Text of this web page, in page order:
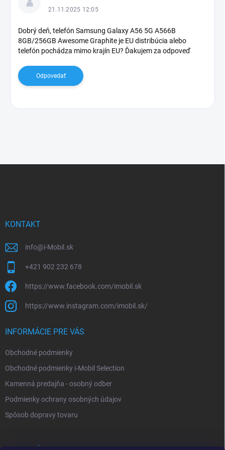
21.11.2025 12:05
Dobrý deň, telefón Samsung Galaxy A56 5G A566B
8GB/256GB Awesome Graphite je EU distribúcia alebo
telefón pochádza mimo krajín EU? Ďakujem za odpoveď
Odpovedať
KONTAKT
info@i-Mobil.sk
+421 902 232 678
https://www.facebook.com/imobil.sk
https://www.instagram.com/imobil.sk/
INFORMÁCIE PRE VÁS
Obchodné podmienky
Obchodné podmienky i-Mobil Selection
Kamenná predajňa - osobný odber
Podmienky ochrany osobných údajov
Spôsob dopravy tovaru